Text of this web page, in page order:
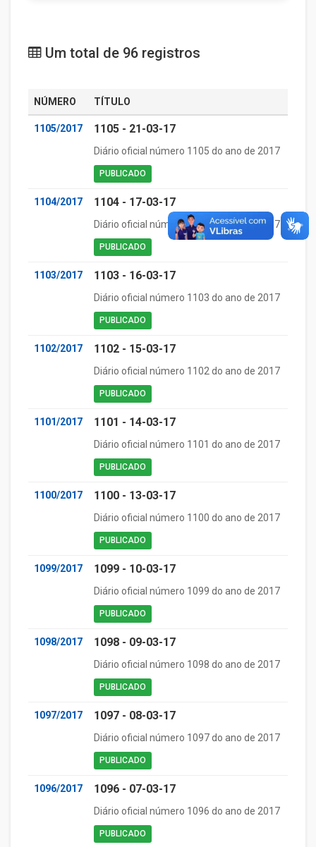
Um total de 96 registros
NÚMERO TÍTULO
1105/2017 1105 - 21-03-17
Diário oficial número 1105 do ano de 2017
PUBLICADO
1104/2017 1104 - 17-03-17
Diário oficial número 1104 do ano de 2017
PUBLICADO
1103/2017 1103 - 16-03-17
Diário oficial número 1103 do ano de 2017
PUBLICADO
1102/2017 1102 - 15-03-17
Diário oficial número 1102 do ano de 2017
PUBLICADO
1101/2017 1101 - 14-03-17
Diário oficial número 1101 do ano de 2017
PUBLICADO
1100/2017 1100 - 13-03-17
Diário oficial número 1100 do ano de 2017
PUBLICADO
1099/2017 1099 - 10-03-17
Diário oficial número 1099 do ano de 2017
PUBLICADO
1098/2017 1098 - 09-03-17
Diário oficial número 1098 do ano de 2017
PUBLICADO
1097/2017 1097 - 08-03-17
Diário oficial número 1097 do ano de 2017
PUBLICADO
1096/2017 1096 - 07-03-17
Diário oficial número 1096 do ano de 2017
PUBLICADO